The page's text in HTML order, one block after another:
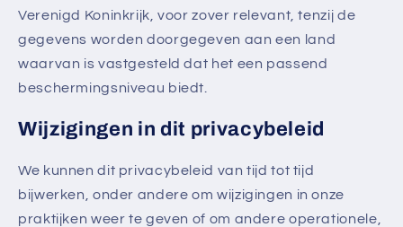
Verenigd Koninkrijk, voor zover relevant, tenzij de
gegevens worden doorgegeven aan een land
waarvan is vastgesteld dat het een passend
beschermingsniveau biedt.
Wijzigingen in dit privacybeleid
We kunnen dit privacybeleid van tijd tot tijd
bijwerken, onder andere om wijzigingen in onze
praktijken weer te geven of om andere operationele,